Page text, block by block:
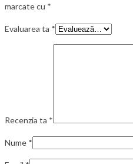
marcate cu *
Evaluarea ta *
Recenzia ta *
Nume *